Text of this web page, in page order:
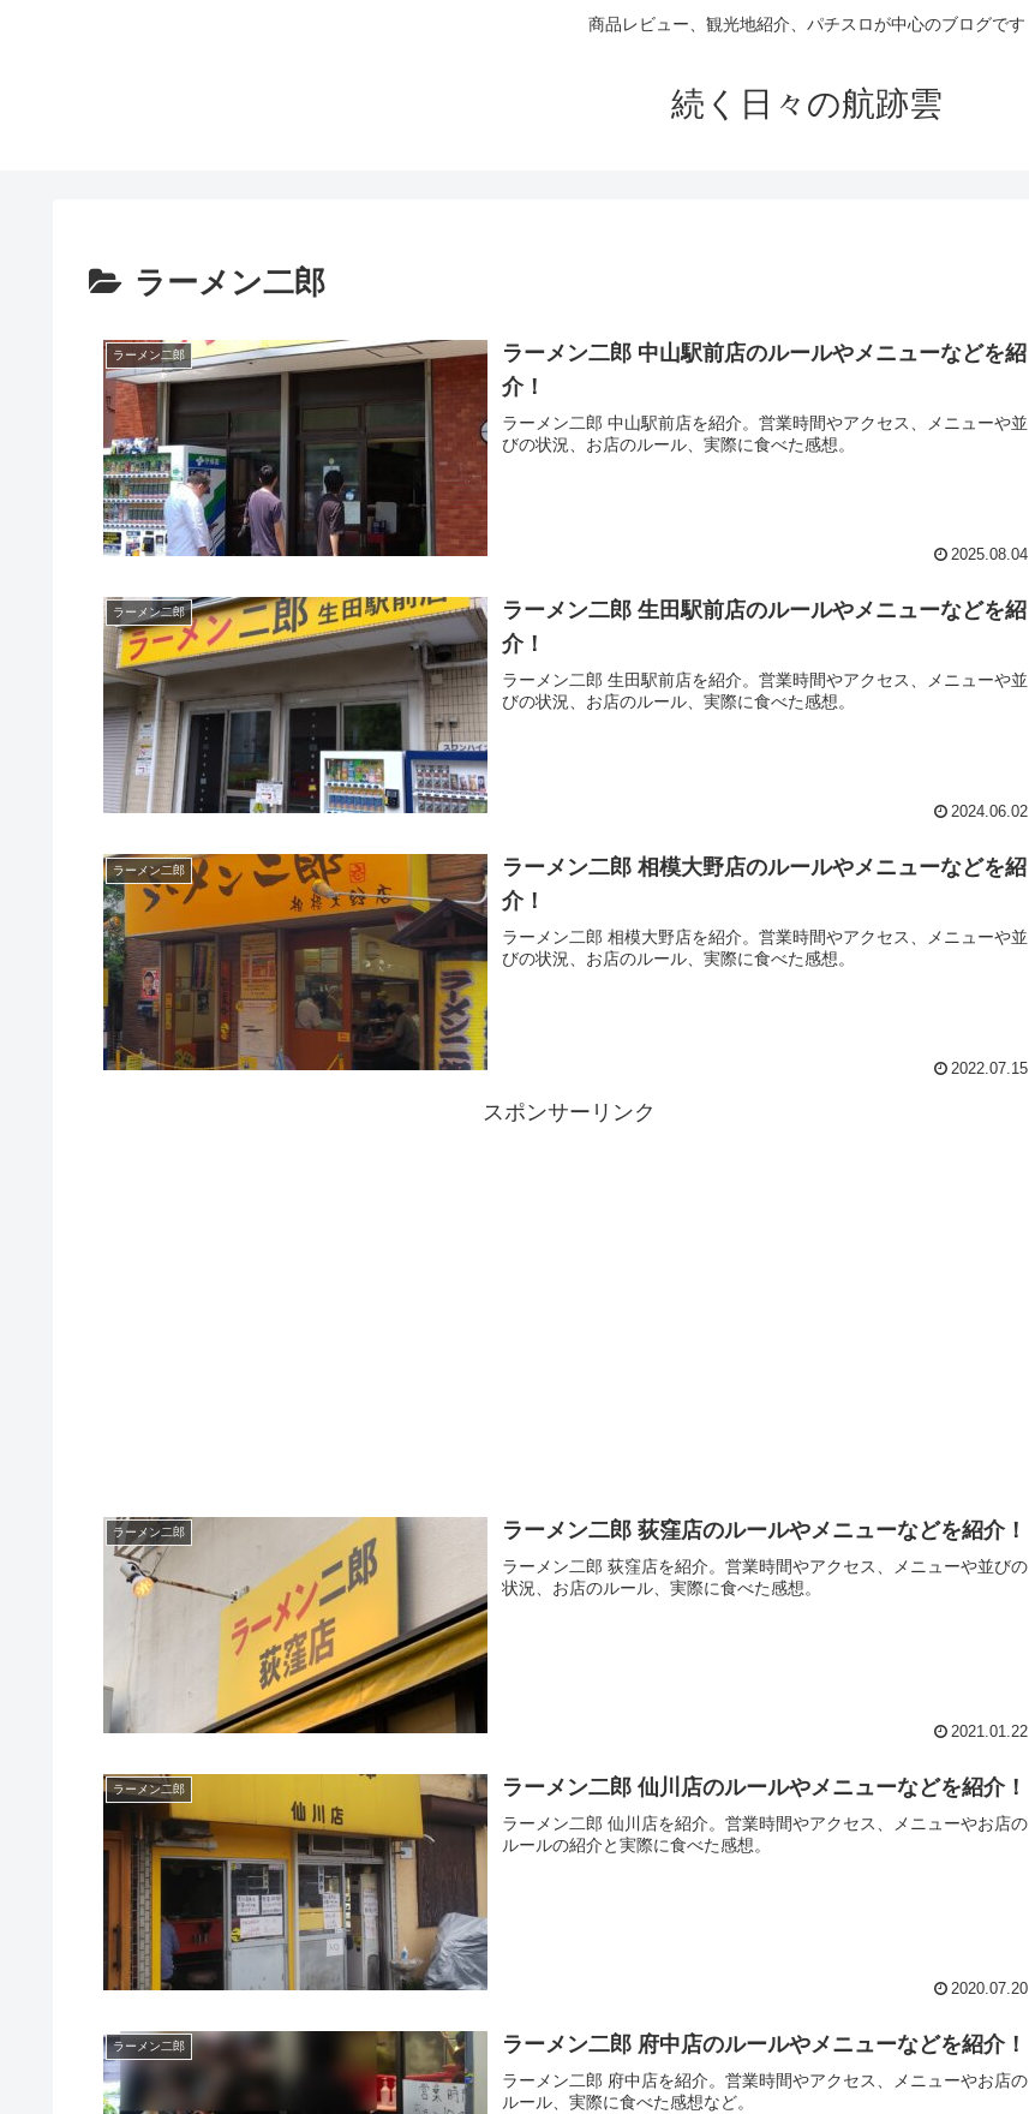
商品レビュー、観光地紹介、パチスロが中心のブログです
続く日々の航跡雲
ラーメン二郎
ラーメン二郎
ラーメン二郎 中山駅前店のルールやメニューなどを紹
介！
ラーメン二郎 中山駅前店を紹介。営業時間やアクセス、メニューや並
びの状況、お店のルール、実際に食べた感想。
2025.08.04
ラーメン二郎
ラーメン二郎 生田駅前店のルールやメニューなどを紹
介！
ラーメン二郎 生田駅前店を紹介。営業時間やアクセス、メニューや並
びの状況、お店のルール、実際に食べた感想。
2024.06.02
ラーメン二郎
ラーメン二郎 相模大野店のルールやメニューなどを紹
介！
ラーメン二郎 相模大野店を紹介。営業時間やアクセス、メニューや並
びの状況、お店のルール、実際に食べた感想。
2022.07.15
スポンサーリンク
ラーメン二郎 ラーメン二郎 荻窪店のルールやメニューなどを紹介！
ラーメン二郎 荻窪店を紹介。営業時間やアクセス、メニューや並びの
状況、お店のルール、実際に食べた感想。
2021.01.22
ラーメン二郎 ラーメン二郎 仙川店のルールやメニューなどを紹介！
ラーメン二郎 仙川店を紹介。営業時間やアクセス、メニューやお店の
ルールの紹介と実際に食べた感想。
2020.07.20
ラーメン二郎 ラーメン二郎 府中店のルールやメニューなどを紹介！
ラーメン二郎 府中店を紹介。営業時間やアクセス、メニューやお店の
ルール、実際に食べた感想など。